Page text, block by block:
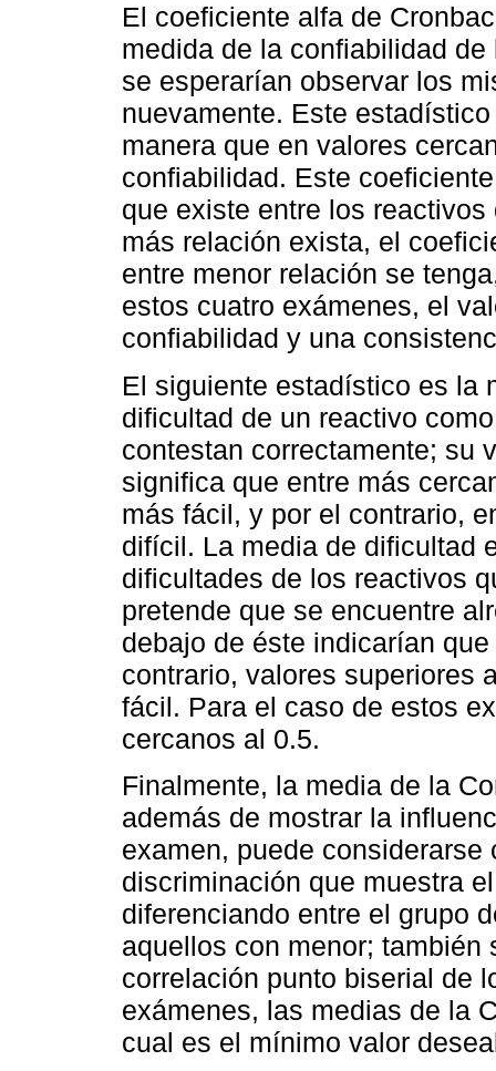
El coeficiente alfa de
medida de la confiabilidad
se esperarían observar los
nuevamente. Este
manera que en valores
confiabilidad. Este
que existe entre los
más relación exista, el
entre menor relación se
estos cuatro exámenes, el
confiabilidad y una
El siguiente estadístico es la
dificultad de un reactivo
contestan correctamente; su
significa que entre más
más fácil, y por el contrario,
difícil. La media de dificultad
dificultades de los reactivos
pretende que se encuentre
debajo de éste indicarían
contrario, valores superiores
fácil. Para el caso de estos
cercanos al 0.5.
Finalmente, la media de la
además de mostrar la
examen, puede
discriminación que muestra
diferenciando entre el grupo
aquellos con menor; también
correlación punto biserial de
exámenes, las medias de la
cual es el mínimo valor